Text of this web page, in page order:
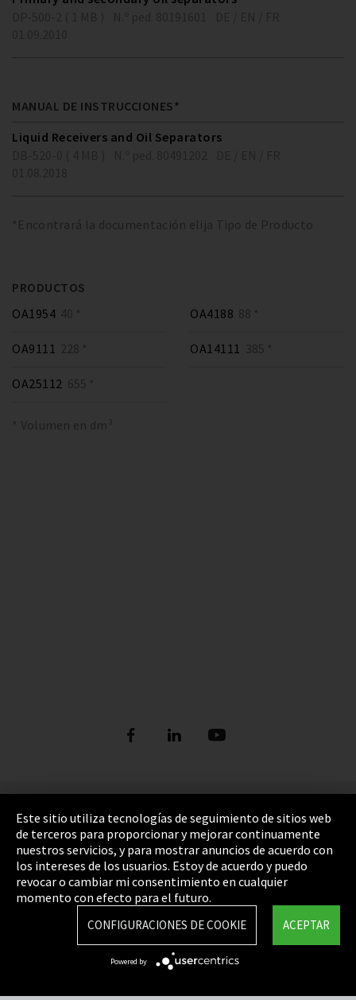
MANUAL DE INSTRUCCIONES*
Liquid Receivers and Oil Separators
*Encontrará la documentación elija Tipo de Producto
PRODUCTOS
OA1954 40 * OA4188 88 *
OA9111 228 * OA14111 385 *
OA25112 655 *
* Volumen en dm³
Pie de imprenta
Política de privacidad
Cookie Settings
Términos y Condiciones
Mapa del sitio
Integrity Line
Este sitio utiliza tecnologías de seguimiento de sitios web
de terceros para proporcionar y mejorar continuamente
nuestros servicios, y para mostrar anuncios de acuerdo con
los intereses de los usuarios. Estoy de acuerdo y puedo
revocar o cambiar mi consentimiento en cualquier
momento con efecto para el futuro.
ACEPTAR
CONFIGURACIONES DE COOKIE
Powered by